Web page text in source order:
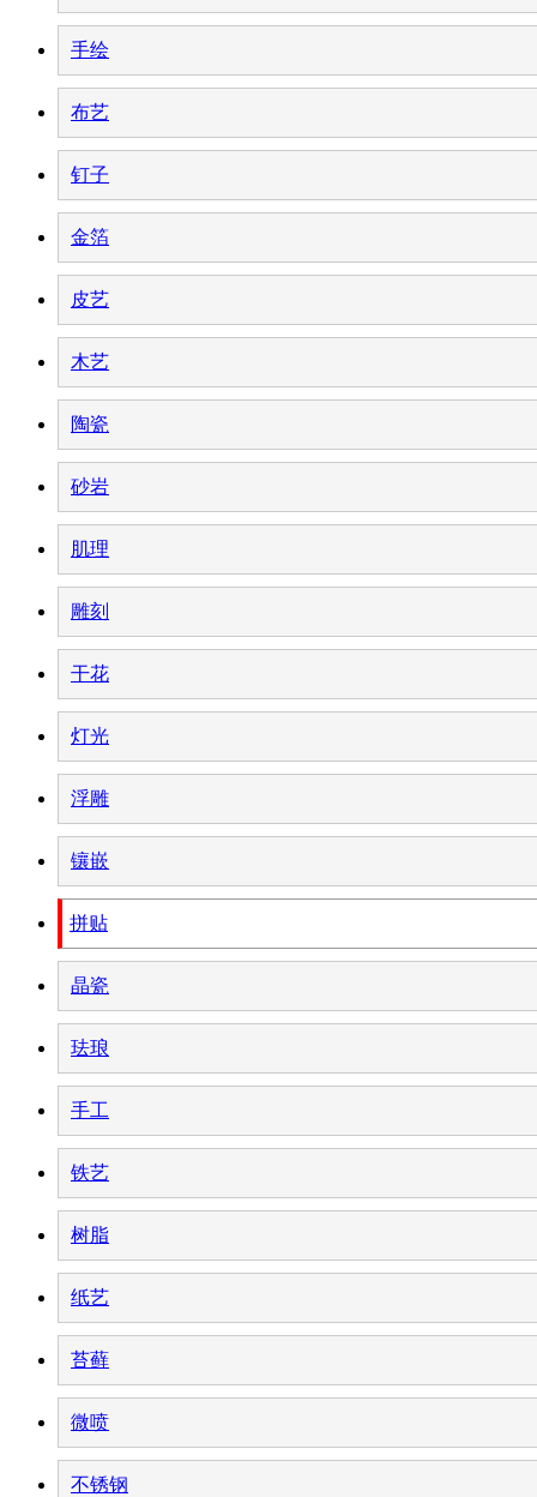
手绘
布艺
钉子
金箔
皮艺
木艺
陶瓷
砂岩
肌理
雕刻
干花
灯光
浮雕
镶嵌
拼贴
晶瓷
珐琅
手工
铁艺
树脂
纸艺
苔藓
微喷
不锈钢